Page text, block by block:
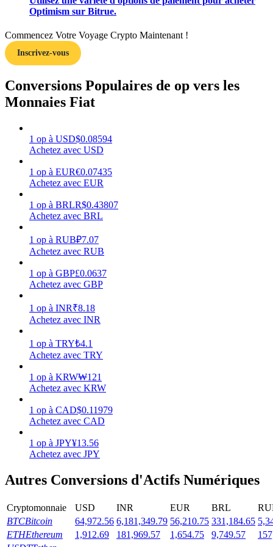
Gagner
Gagnez quotidiennement des récompenses compétitives
Jalonnement
Des rendements élevés et un accès instantané
Launchpool
Staking flexible pour gagner des jetons populaires
Optimism sur Bitrue.
Commencez Votre Voyage Crypto Maintenant !
Inscrivez-vous
Conversions Populaires de op vers les
Monnaies Fiat
1 op à USD$0.08594
Achetez avec USD
1 op à EUR€0.07435
Achetez avec EUR
1 op à BRLR$0.43807
Achetez avec BRL
1 op à RUB₽7.07
Achetez avec RUB
1 op à GBP£0.0637
Achetez avec GBP
1 op à INR₹8.18
Achetez avec INR
1 op à TRY₺4.1
Achetez avec TRY
1 op à KRW₩121
Achetez avec KRW
1 op à CAD$0.11979
Achetez avec CAD
1 op à JPY¥13.56
Achetez avec JPY
Autres Conversions d'Actifs Numériques
Cryptomonnaie USD INR EUR BRL
BTCBitcoin 64,972.56 6,181,349.79 56,210.75 331,184.65
ETHEthereum 1,912.69 181,969.57 1,654.75 9,749.57